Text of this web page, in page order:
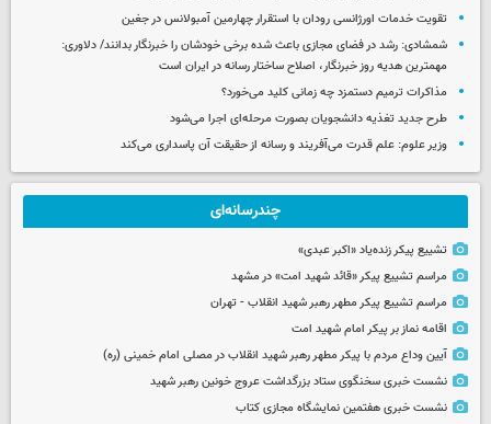
تقویت خدمات اورژانسی رودان با استقرار چهارمین آمبولانس در جغین
شمشادی: رشد در فضای مجازی باعث شده برخی خودشان را خبرنگار بدانند/ دلاوری:
مهمترین هدیه‌ روز خبرنگار، اصلاح ساختار رسانه در ایران است
مذاکرات ترمیم دستمزد چه زمانی کلید می‌خورد؟
طرح جدید تغذیه دانشجویان بصورت مرحله‌ای اجرا می‌شود
وزیر علوم: علم قدرت می‌آفریند و رسانه از حقیقت آن پاسداری می‌کند
چندرسانه‌ای
تشییع پیکر زنده‌یاد «اکبر عبدی»
مراسم تشییع پیکر «قائد شهید امت» در مشهد
مراسم تشییع پیکر مطهر رهبر شهید انقلاب - تهران
اقامه نماز بر پیکر امام شهید امت
آیین وداع مردم با پیکر مطهر رهبر شهید انقلاب در مصلی امام خمینی (ره)
نشست خبری سخنگوی ستاد بزرگداشت عروج خونین رهبر شهید
نشست خبری هفتمین نمایشگاه مجازی کتاب